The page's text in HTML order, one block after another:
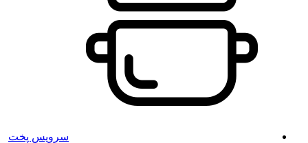
سرویس پخت